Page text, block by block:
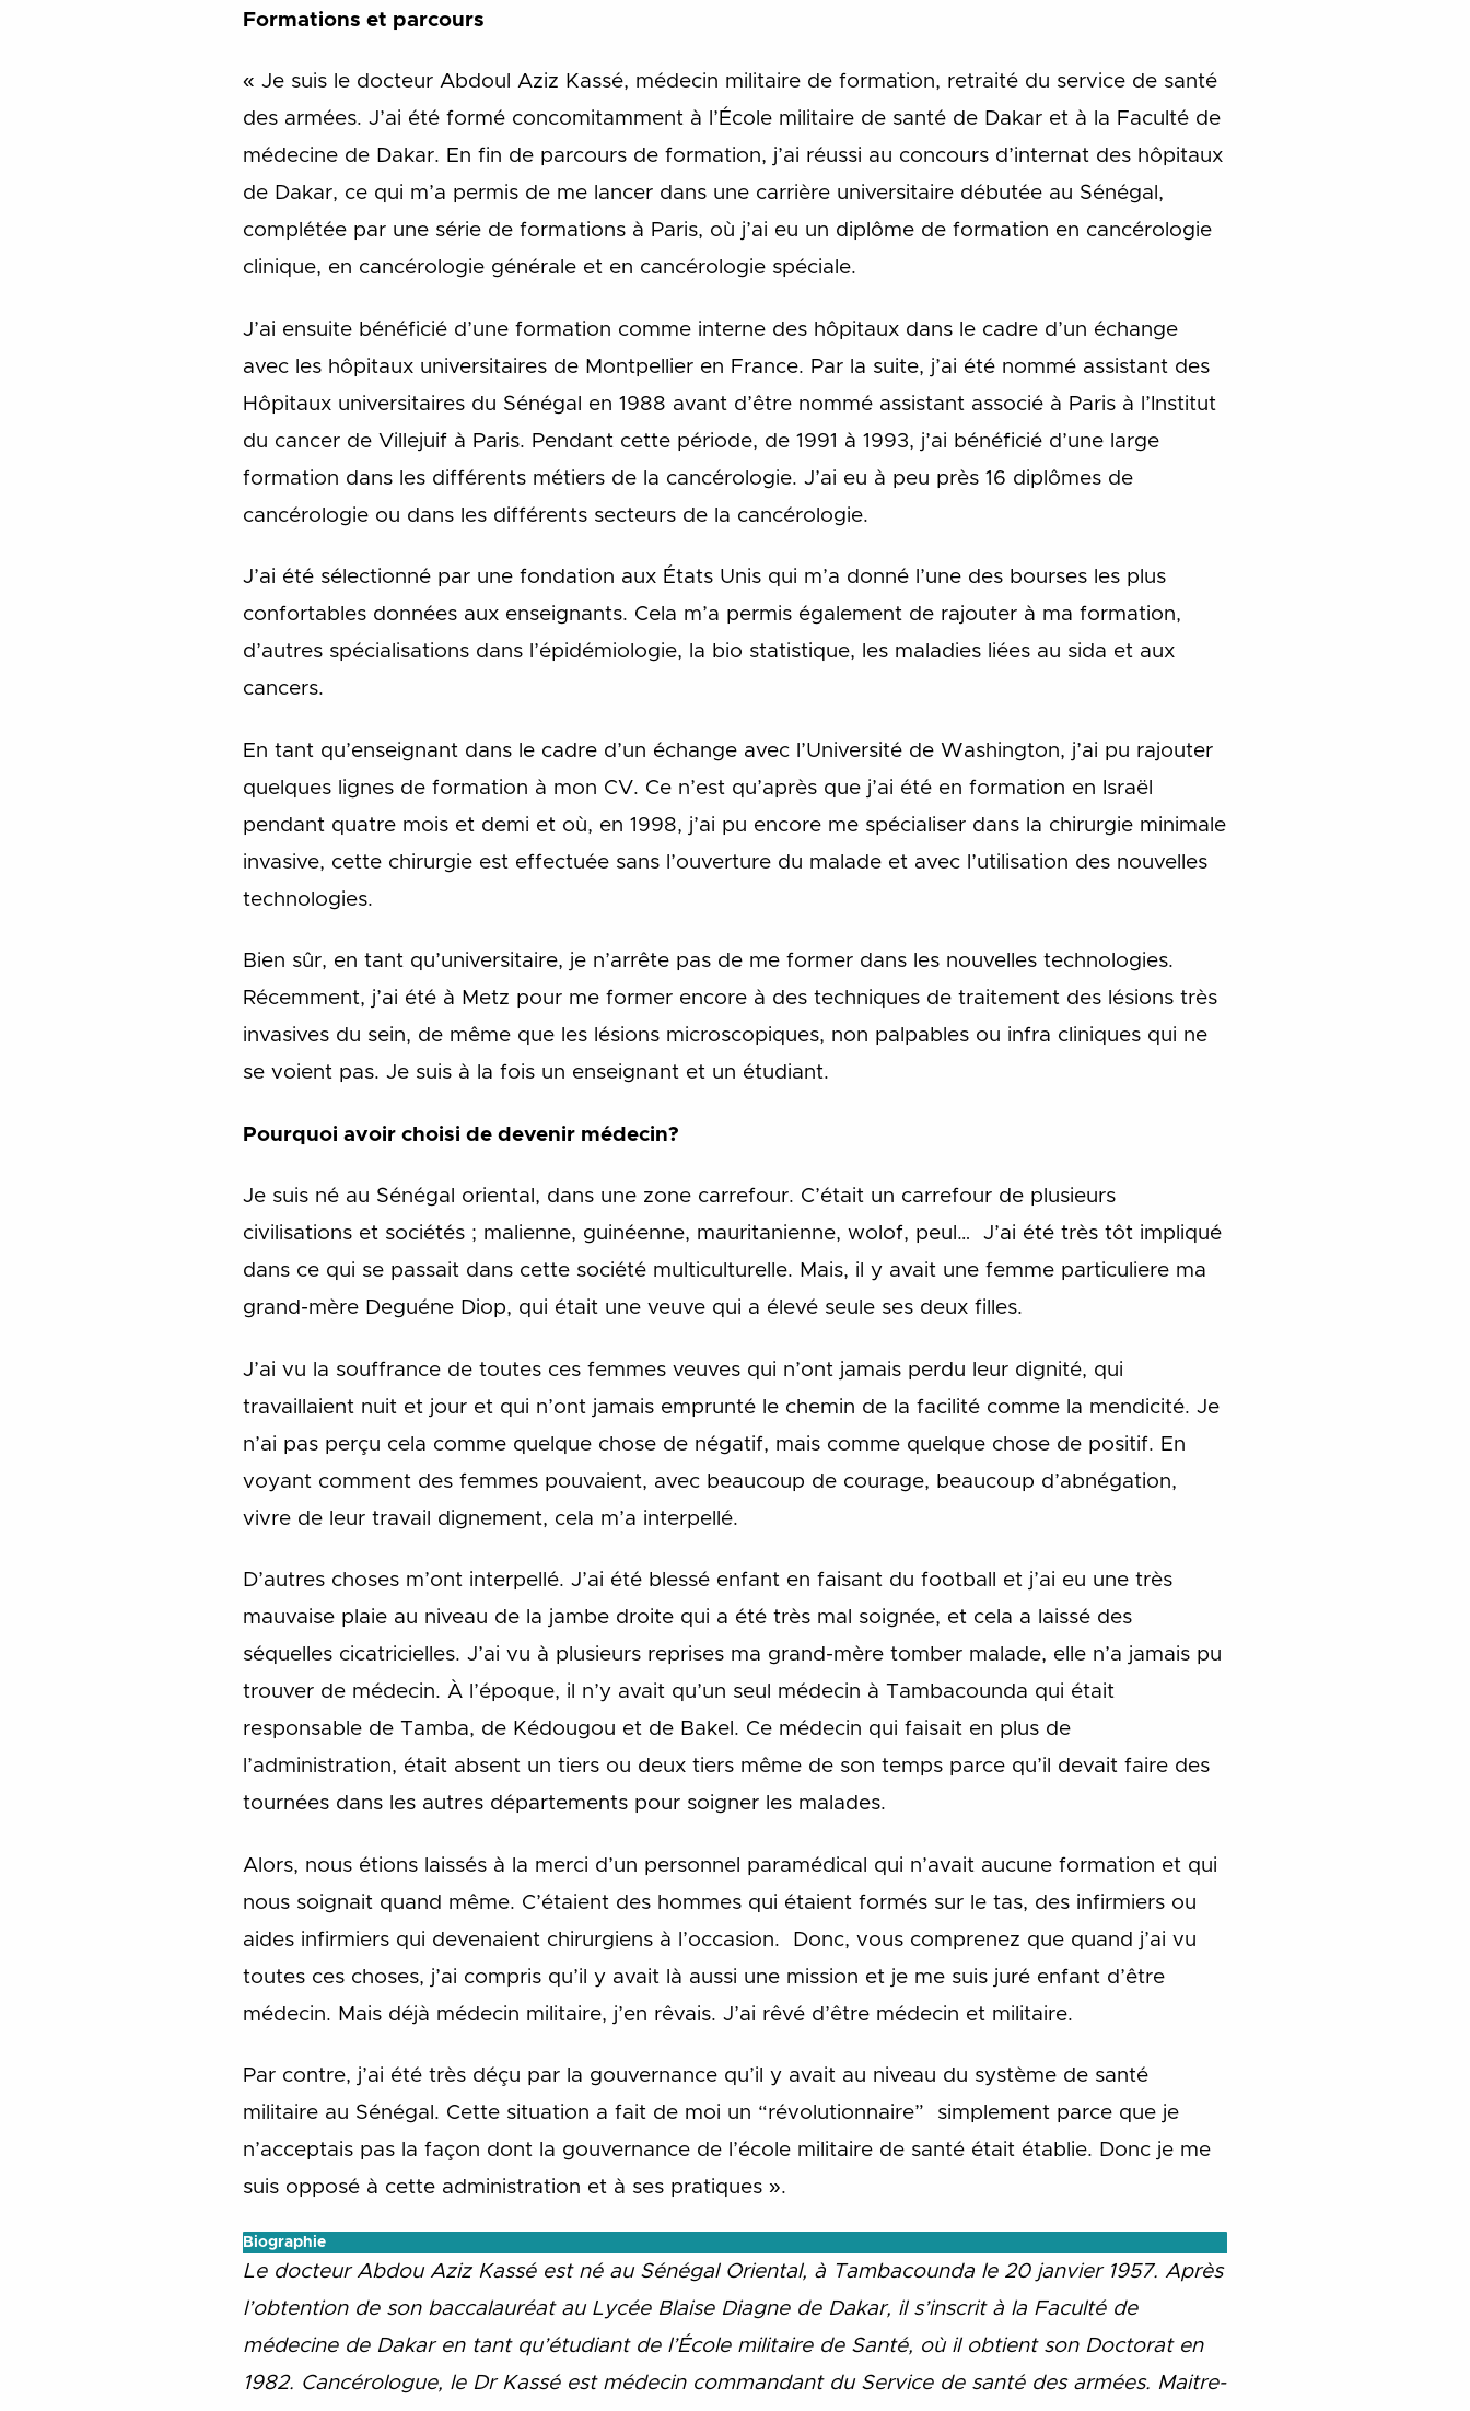
Formations et parcours
« Je suis le docteur Abdoul Aziz Kassé, médecin militaire de formation, retraité du service de santé
des armées. J’ai été formé concomitamment à l’École militaire de santé de Dakar et à la Faculté de
médecine de Dakar. En fin de parcours de formation, j’ai réussi au concours d’internat des hôpitaux
de Dakar, ce qui m’a permis de me lancer dans une carrière universitaire débutée au Sénégal,
complétée par une série de formations à Paris, où j’ai eu un diplôme de formation en cancérologie
clinique, en cancérologie générale et en cancérologie spéciale.
J’ai ensuite bénéficié d’une formation comme interne des hôpitaux dans le cadre d’un échange
avec les hôpitaux universitaires de Montpellier en France. Par la suite, j’ai été nommé assistant des
Hôpitaux universitaires du Sénégal en 1988 avant d’être nommé assistant associé à Paris à l’Institut
du cancer de Villejuif à Paris. Pendant cette période, de 1991 à 1993, j’ai bénéficié d’une large
formation dans les différents métiers de la cancérologie. J’ai eu à peu près 16 diplômes de
cancérologie ou dans les différents secteurs de la cancérologie.
J’ai été sélectionné par une fondation aux États Unis qui m’a donné l’une des bourses les plus
confortables données aux enseignants. Cela m’a permis également de rajouter à ma formation,
d’autres spécialisations dans l’épidémiologie, la bio statistique, les maladies liées au sida et aux
cancers.
En tant qu’enseignant dans le cadre d’un échange avec l’Université de Washington, j’ai pu rajouter
quelques lignes de formation à mon CV. Ce n’est qu’après que j’ai été en formation en Israël
pendant quatre mois et demi et où, en 1998, j’ai pu encore me spécialiser dans la chirurgie minimale
invasive, cette chirurgie est effectuée sans l’ouverture du malade et avec l’utilisation des nouvelles
technologies.
Bien sûr, en tant qu’universitaire, je n’arrête pas de me former dans les nouvelles technologies.
Récemment, j’ai été à Metz pour me former encore à des techniques de traitement des lésions très
invasives du sein, de même que les lésions microscopiques, non palpables ou infra cliniques qui ne
se voient pas. Je suis à la fois un enseignant et un étudiant.
Pourquoi avoir choisi de devenir médecin?
Je suis né au Sénégal oriental, dans une zone carrefour. C’était un carrefour de plusieurs
civilisations et sociétés ; malienne, guinéenne, mauritanienne, wolof, peul… J’ai été très tôt impliqué
dans ce qui se passait dans cette société multiculturelle. Mais, il y avait une femme particuliere ma
grand-mère Deguéne Diop, qui était une veuve qui a élevé seule ses deux filles.
J’ai vu la souffrance de toutes ces femmes veuves qui n’ont jamais perdu leur dignité, qui
travaillaient nuit et jour et qui n’ont jamais emprunté le chemin de la facilité comme la mendicité. Je
n’ai pas perçu cela comme quelque chose de négatif, mais comme quelque chose de positif. En
voyant comment des femmes pouvaient, avec beaucoup de courage, beaucoup d’abnégation,
vivre de leur travail dignement, cela m’a interpellé.
D’autres choses m’ont interpellé. J’ai été blessé enfant en faisant du football et j’ai eu une très
mauvaise plaie au niveau de la jambe droite qui a été très mal soignée, et cela a laissé des
séquelles cicatricielles. J’ai vu à plusieurs reprises ma grand-mère tomber malade, elle n’a jamais pu
trouver de médecin. À l’époque, il n’y avait qu’un seul médecin à Tambacounda qui était
responsable de Tamba, de Kédougou et de Bakel. Ce médecin qui faisait en plus de
l’administration, était absent un tiers ou deux tiers même de son temps parce qu’il devait faire des
tournées dans les autres départements pour soigner les malades.
Alors, nous étions laissés à la merci d’un personnel paramédical qui n’avait aucune formation et qui
nous soignait quand même. C’étaient des hommes qui étaient formés sur le tas, des infirmiers ou
aides infirmiers qui devenaient chirurgiens à l’occasion. Donc, vous comprenez que quand j’ai vu
toutes ces choses, j’ai compris qu’il y avait là aussi une mission et je me suis juré enfant d’être
médecin. Mais déjà médecin militaire, j’en rêvais. J’ai rêvé d’être médecin et militaire.
Par contre, j’ai été très déçu par la gouvernance qu’il y avait au niveau du système de santé
militaire au Sénégal. Cette situation a fait de moi un “révolutionnaire” simplement parce que je
n’acceptais pas la façon dont la gouvernance de l’école militaire de santé était établie. Donc je me
suis opposé à cette administration et à ses pratiques ».
Biographie
Le docteur Abdou Aziz Kassé est né au Sénégal Oriental, à Tambacounda le 20 janvier 1957. Après
l’obtention de son baccalauréat au Lycée Blaise Diagne de Dakar, il s’inscrit à la Faculté de
médecine de Dakar en tant qu’étudiant de l’École militaire de Santé, où il obtient son Doctorat en
1982. Cancérologue, le Dr Kassé est médecin commandant du Service de santé des armées. Maitre-